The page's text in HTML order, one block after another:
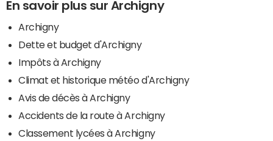
En savoir plus sur Archigny
Archigny
Dette et budget d'Archigny
Impôts à Archigny
Climat et historique météo d'Archigny
Avis de décès à Archigny
Accidents de la route à Archigny
Classement lycées à Archigny